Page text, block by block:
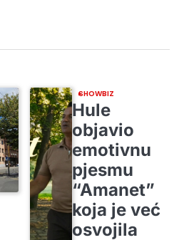
SHOWBIZ
Hule
objavio
emotivnu
pjesmu
“Amanet”
koja je već
osvojila